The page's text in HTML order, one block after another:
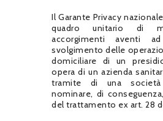
Il Garante Privacy
quadro unitario di
accorgimenti aventi
svolgimento delle
domiciliare di un
opera di un azienda
tramite di una
nominare, di
del trattamento ex art. 28